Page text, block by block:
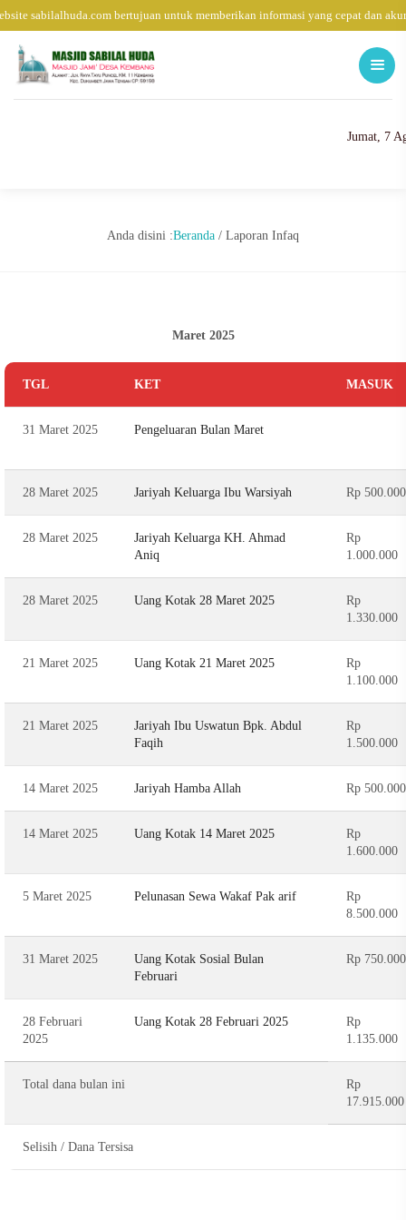
sabilalhuda.com bertujuan untuk memberikan informasi yang cepat dan
Jumat, 7
Anda disini :Beranda / Laporan Infaq
Maret 2025
TGL KET MASUK
31 Maret 2025 Pengeluaran Bulan Maret
28 Maret 2025 Jariyah Keluarga Ibu Warsiyah Rp 500.000
28 Maret 2025
Jariyah Keluarga KH. Ahmad
Aniq
Rp
1.000.000
28 Maret 2025 Uang Kotak 28 Maret 2025
Rp
1.330.000
21 Maret 2025 Uang Kotak 21 Maret 2025
Rp
1.100.000
21 Maret 2025
Jariyah Ibu Uswatun Bpk. Abdul
Faqih
Rp
1.500.000
14 Maret 2025 Jariyah Hamba Allah Rp 500.000
14 Maret 2025 Uang Kotak 14 Maret 2025
Rp
1.600.000
5 Maret 2025 Pelunasan Sewa Wakaf Pak arif
Rp
8.500.000
31 Maret 2025
Uang Kotak Sosial Bulan
Februari
Rp 750.000
28 Februari
2025
Uang Kotak 28 Februari 2025
Rp
1.135.000
Total dana bulan ini
Rp
17.915.000
Selisih / Dana Tersisa